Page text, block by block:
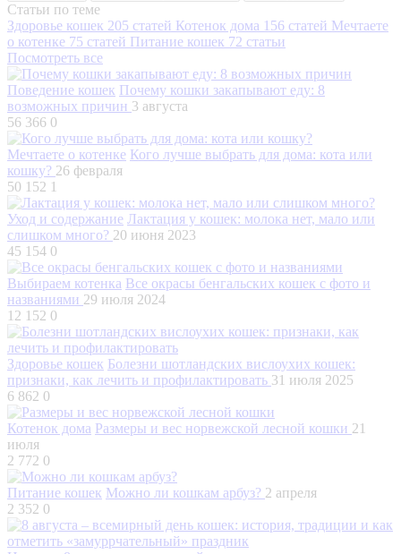
Статьи по теме
Здоровье кошек 205 статей Котенок дома 156 статей Мечтаете
о котенке 75 статей Питание кошек 72 статьи
Посмотреть все
Поведение кошек Почему кошки закапывают еду: 8
возможных причин 3 августа
56 366 0
Мечтаете о котенке Кого лучше выбрать для дома: кота или
кошку? 26 февраля
50 152 1
Уход и содержание Лактация у кошек: молока нет, мало или
слишком много? 20 июня 2023
45 154 0
Выбираем котенка Все окрасы бенгальских кошек с фото и
названиями 29 июля 2024
12 152 0
Здоровье кошек Болезни шотландских вислоухих кошек:
признаки, как лечить и профилактировать 31 июля 2025
6 862 0
Котенок дома Размеры и вес норвежской лесной кошки 21
июля
2 772 0
Питание кошек Можно ли кошкам арбуз? 2 апреля
2 352 0